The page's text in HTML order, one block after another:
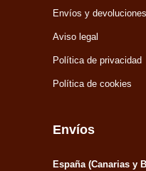
Envíos y devoluciones
Aviso legal
Política de privacidad
Política de cookies
Envíos
España (Canarias y